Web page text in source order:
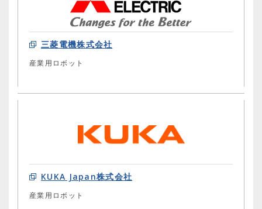
三菱電機株式会社
産業用ロボット
KUKA Japan株式会社
産業用ロボット